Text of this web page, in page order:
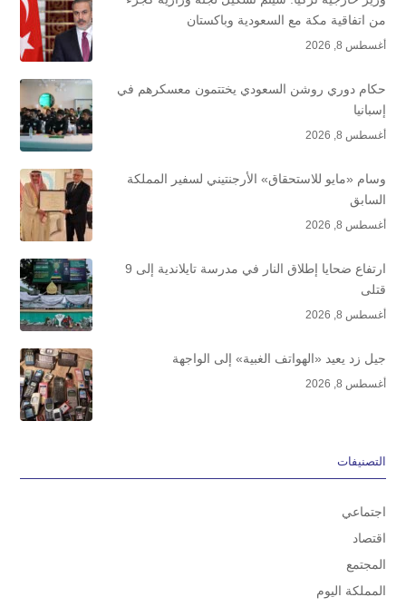
من اتفاقية مكة مع السعودية وباكستان
أغسطس 8, 2026
حكام دوري روشن السعودي يختتمون معسكرهم في
إسبانيا
أغسطس 8, 2026
وسام «مايو للاستحقاق» الأرجنتيني لسفير المملكة
السابق
أغسطس 8, 2026
ارتفاع ضحايا إطلاق النار في مدرسة تايلاندية إلى 9
قتلى
أغسطس 8, 2026
جيل زد يعيد «الهواتف الغبية» إلى الواجهة
أغسطس 8, 2026
التصنيفات
اجتماعي
اقتصاد
المجتمع
المملكة اليوم